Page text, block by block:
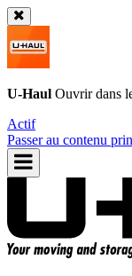
U-Haul Ouvrir dans
Actif
Passer au contenu